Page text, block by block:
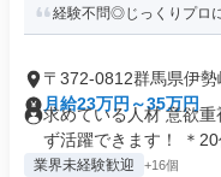
経験不問◎じっくりプロ
〒372-0812群馬県伊
月給23万円～35万円
求めている人材 意欲
ず活躍できます！ ＊20
業界未経験歓迎 +16個